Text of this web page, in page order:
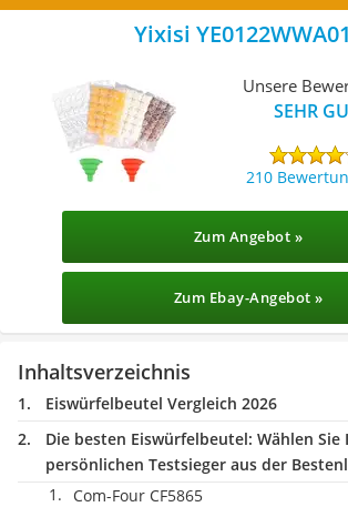
Yixisi YE0122WWA01
Unsere
SEHR
210
Zum Angebot »
Zum Ebay-Angebot »
Inhaltsverzeichnis
Eiswürfelbeutel Vergleich 2026
Die besten Eiswürfelbeutel: Wählen Sie
persönlichen Testsieger aus der
Com-Four CF5865